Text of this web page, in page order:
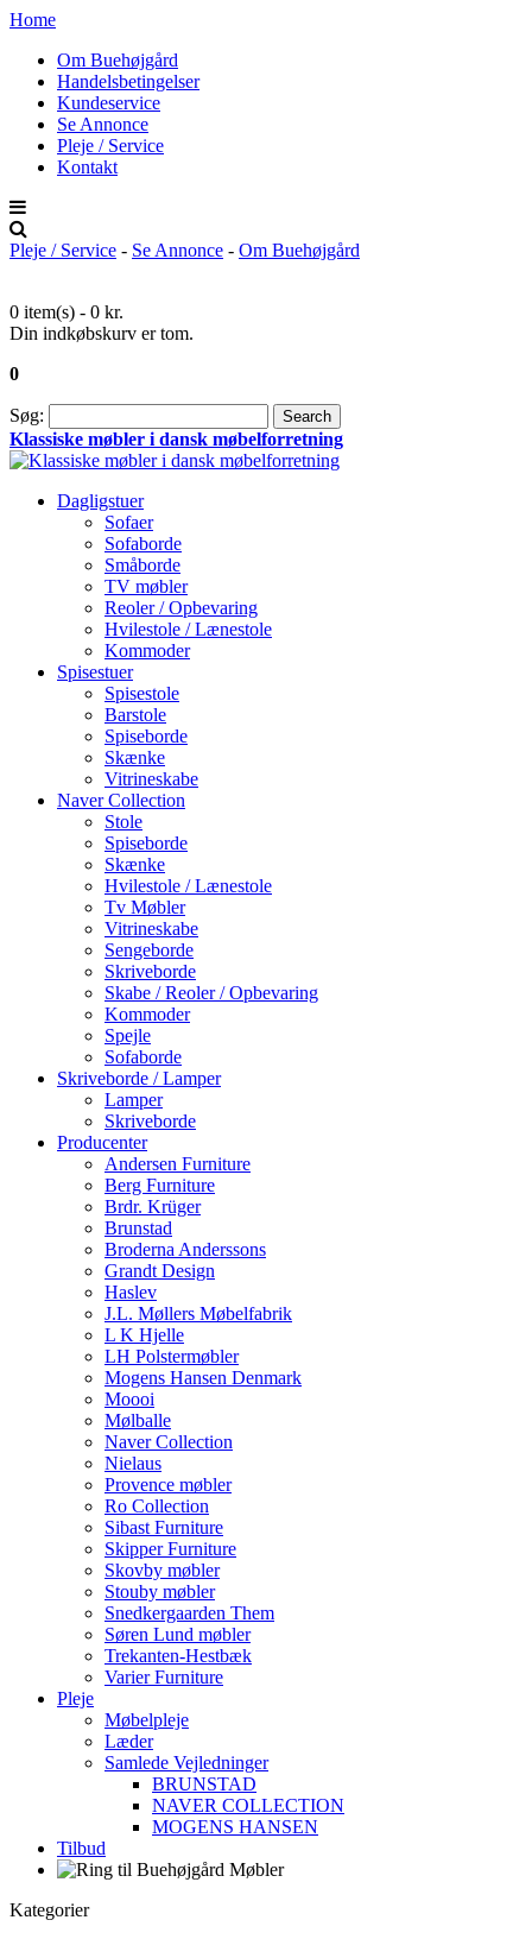
Home
Om Buehøjgård
Handelsbetingelser
Kundeservice
Se Annonce
Pleje / Service
Kontakt
Pleje / Service - Se Annonce - Om Buehøjgård
0 item(s) - 0 kr.
Din indkøbskurv er tom.
0
Søg: Search
Klassiske møbler i dansk møbelforretning
Dagligstuer
Sofaer
Sofaborde
Småborde
TV møbler
Reoler / Opbevaring
Hvilestole / Lænestole
Kommoder
Spisestuer
Spisestole
Barstole
Spiseborde
Skænke
Vitrineskabe
Naver Collection
Stole
Spiseborde
Skænke
Hvilestole / Lænestole
Tv Møbler
Vitrineskabe
Sengeborde
Skriveborde
Skabe / Reoler / Opbevaring
Kommoder
Spejle
Sofaborde
Skriveborde / Lamper
Lamper
Skriveborde
Producenter
Andersen Furniture
Berg Furniture
Brdr. Krüger
Brunstad
Broderna Anderssons
Grandt Design
Haslev
J.L. Møllers Møbelfabrik
L K Hjelle
LH Polstermøbler
Mogens Hansen Denmark
Moooi
Mølballe
Naver Collection
Nielaus
Provence møbler
Ro Collection
Sibast Furniture
Skipper Furniture
Skovby møbler
Stouby møbler
Snedkergaarden Them
Søren Lund møbler
Trekanten-Hestbæk
Varier Furniture
Pleje
Møbelpleje
Læder
Samlede Vejledninger
BRUNSTAD
NAVER COLLECTION
MOGENS HANSEN
Tilbud
Kategorier